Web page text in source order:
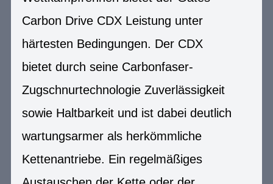
Carbon Drive CDX Leistung unter
härtesten Bedingungen. Der CDX
bietet durch seine Carbonfaser-
Zugschnurtechnologie Zuverlässigkeit
sowie Haltbarkeit und ist dabei deutlich
wartungsarmer als herkömmliche
Kettenantriebe. Ein regelmäßiges